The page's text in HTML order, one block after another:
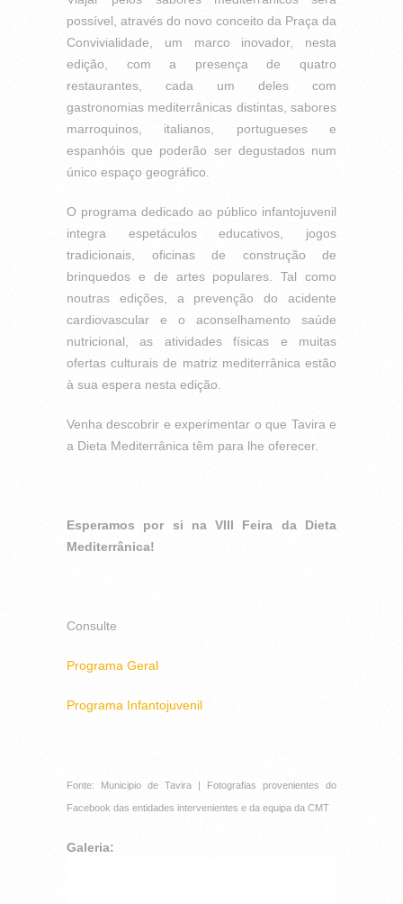
possível, através do novo conceito da Praça da
Convivialidade, um marco inovador, nesta
edição, com a presença de quatro
restaurantes, cada um deles com
gastronomias mediterrânicas distintas, sabores
marroquinos, italianos, portugueses e
espanhóis que poderão ser degustados num
único espaço geográfico.
O programa dedicado ao público infantojuvenil
integra espetáculos educativos, jogos
tradicionais, oficinas de construção de
brinquedos e de artes populares. Tal como
noutras edições, a prevenção do acidente
cardiovascular e o aconselhamento saúde
nutricional, as atividades físicas e muitas
ofertas culturais de matriz mediterrânica estão
à sua espera nesta edição.
Venha descobrir e experimentar o que Tavira e
a Dieta Mediterrânica têm para lhe oferecer.
Esperamos por si na VIII Feira da Dieta
Mediterrânica!
Consulte
Programa Geral
Programa Infantojuvenil
Fonte: Municipio de Tavira | Fotografias provenientes do
Facebook das entidades intervenientes e da equipa da CMT
Galeria: